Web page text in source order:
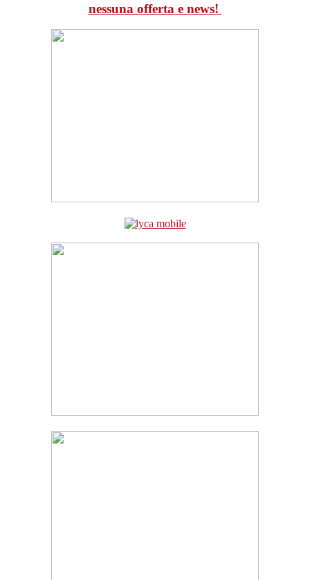
nessuna offerta e news!